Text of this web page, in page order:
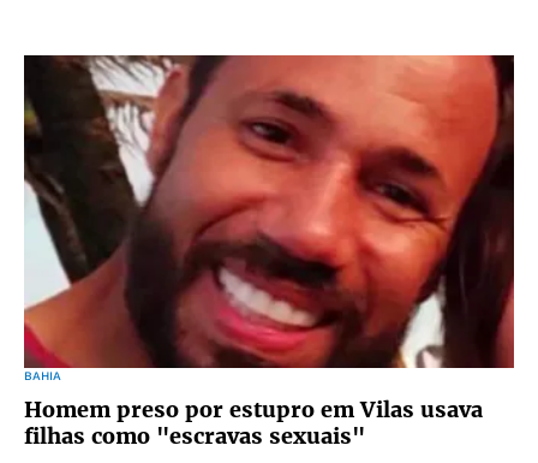
BAHIA
Homem preso por estupro em Vilas usava
filhas como "escravas sexuais"